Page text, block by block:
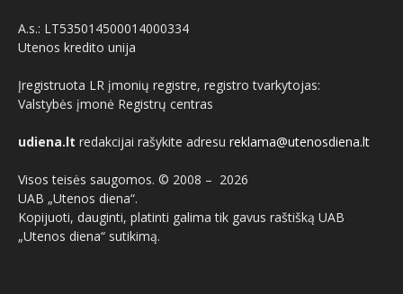
A.s.: LT535014500014000334
Utenos kredito unija
Įregistruota LR įmonių registre, registro tvarkytojas:
Valstybės įmonė Registrų centras
udiena.lt redakcijai rašykite adresu reklama@utenosdiena.lt
Visos teisės saugomos. © 2008 – 2026
UAB „Utenos diena“.
Kopijuoti, dauginti, platinti galima tik gavus raštišką UAB
„Utenos diena“ sutikimą.